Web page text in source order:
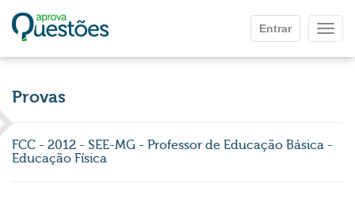
Entrar
Provas
FCC - 2012 - SEE-MG - Professor de Educação Básica -
Educação Física